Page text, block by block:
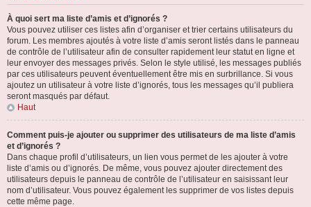
À quoi sert ma liste d’amis et d’ignorés ?
Vous pouvez utiliser ces listes afin d’organiser et trier certains utilisateurs du
forum. Les membres ajoutés à votre liste d’amis seront listés dans le panneau
de contrôle de l’utilisateur afin de consulter rapidement leur statut en ligne et
leur envoyer des messages privés. Selon le style utilisé, les messages publiés
par ces utilisateurs peuvent éventuellement être mis en surbrillance. Si vous
ajoutez un utilisateur à votre liste d’ignorés, tous les messages qu’il publiera
seront masqués par défaut.
Haut
Comment puis-je ajouter ou supprimer des utilisateurs de ma liste d’amis
et d’ignorés ?
Dans chaque profil d’utilisateurs, un lien vous permet de les ajouter à votre
liste d’amis ou d’ignorés. De même, vous pouvez ajouter directement des
utilisateurs depuis le panneau de contrôle de l’utilisateur en saisissant leur
nom d’utilisateur. Vous pouvez également les supprimer de vos listes depuis
cette même page.